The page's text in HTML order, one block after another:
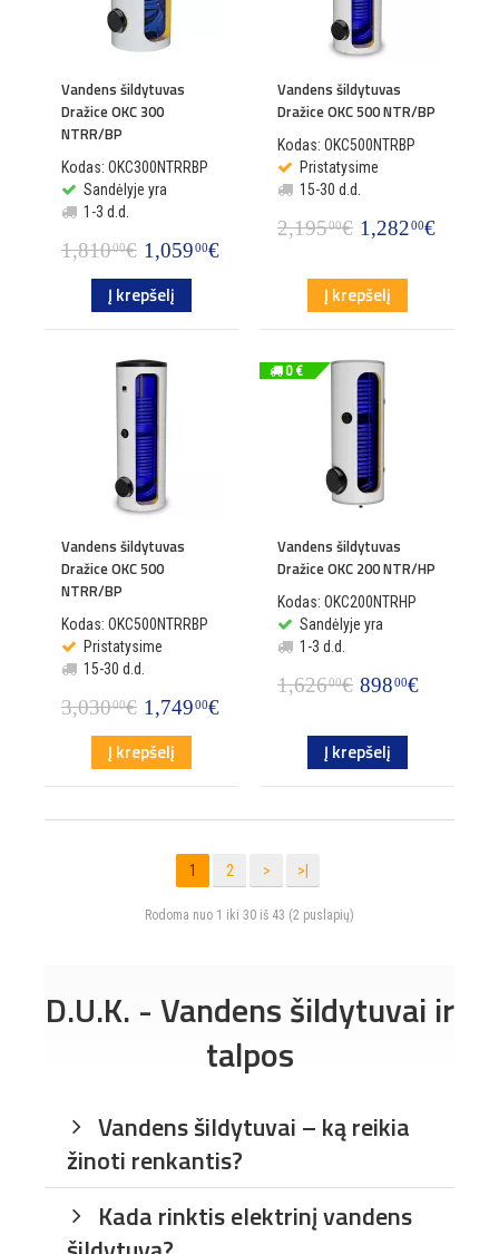
Vandens šildytuvas
Dražice OKC 300
NTRR/BP
Kodas: OKC300NTRRBP
Sandėlyje yra
1-3 d.d.
1,81000€ 1,05900€
Į krepšelį
Vandens šildytuvas
Dražice OKC 500 NTR/BP
Kodas: OKC500NTRBP
Pristatysime
15-30 d.d.
2,19500€ 1,28200€
Į krepšelį
Vandens šildytuvas
Dražice OKC 500
NTRR/BP
Kodas: OKC500NTRRBP
Pristatysime
15-30 d.d.
3,03000€ 1,74900€
Į krepšelį
0 €
Vandens šildytuvas
Dražice OKC 200 NTR/HP
Kodas: OKC200NTRHP
Sandėlyje yra
1-3 d.d.
1,62600€ 89800€
Į krepšelį
1 2 > >|
Rodoma nuo 1 iki 30 iš 43 (2 puslapių)
D.U.K. - Vandens šildytuvai ir
talpos
Vandens šildytuvai – ką reikia
žinoti renkantis?
Kada rinktis elektrinį vandens